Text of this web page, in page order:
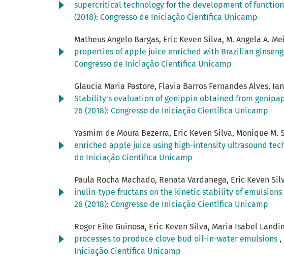
supercritical technology for the development of
(2018): Congresso de Iniciação Científica Unicamp
Matheus Angelo Bargas, Eric Keven Silva, M. Angela A.
properties of apple juice enriched with Brazilian
Congresso de Iniciação Científica Unicamp
Glaucia Maria Pastore, Flavia Barros Fernandes Alves,
Stability's evaluation of genippin obtained from
26 (2018): Congresso de Iniciação Científica Unicamp
Yasmim de Moura Bezerra, Eric Keven Silva, Monique
enriched apple juice using high-intensity ultrasound
de Iniciação Científica Unicamp
Paula Rocha Machado, Renata Vardanega, Eric Keven
inulin-type fructans on the kinetic stability of
26 (2018): Congresso de Iniciação Científica Unicamp
Roger Eike Guinosa, Eric Keven Silva, Maria Isabel
processes to produce clove bud oil-in-water emulsions ,
Iniciação Científica Unicamp